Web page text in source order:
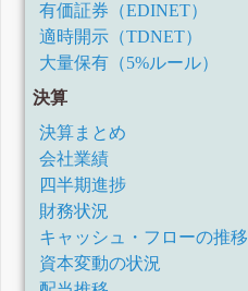
有価証券（EDINET）
適時開示（TDNET）
大量保有（5%ルール）
決算
決算まとめ
会社業績
四半期進捗
財務状況
キャッシュ・フローの推移
資本変動の状況